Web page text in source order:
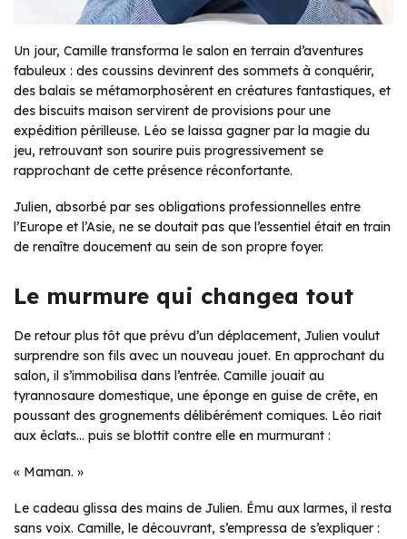
Un jour, Camille transforma le salon en terrain d’aventures
fabuleux : des coussins devinrent des sommets à conquérir,
des balais se métamorphosèrent en créatures fantastiques, et
des biscuits maison servirent de provisions pour une
expédition périlleuse. Léo se laissa gagner par la magie du
jeu, retrouvant son sourire puis progressivement se
rapprochant de cette présence réconfortante.
Julien, absorbé par ses obligations professionnelles entre
l’Europe et l’Asie, ne se doutait pas que l’essentiel était en train
de renaître doucement au sein de son propre foyer.
Le murmure qui changea tout
De retour plus tôt que prévu d’un déplacement, Julien voulut
surprendre son fils avec un nouveau jouet. En approchant du
salon, il s’immobilisa dans l’entrée. Camille jouait au
tyrannosaure domestique, une éponge en guise de crête, en
poussant des grognements délibérément comiques. Léo riait
aux éclats… puis se blottit contre elle en murmurant :
« Maman. »
Le cadeau glissa des mains de Julien. Ému aux larmes, il resta
sans voix. Camille, le découvrant, s’empressa de s’expliquer :